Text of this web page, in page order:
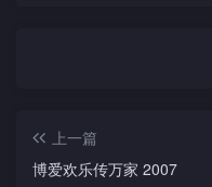
上一篇
博爱欢乐传万家 2007